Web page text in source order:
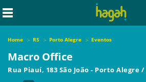
Home RS Porto Alegre Eventos
Macro Office
Rua Piauí, 183 São João - Porto Alegre /